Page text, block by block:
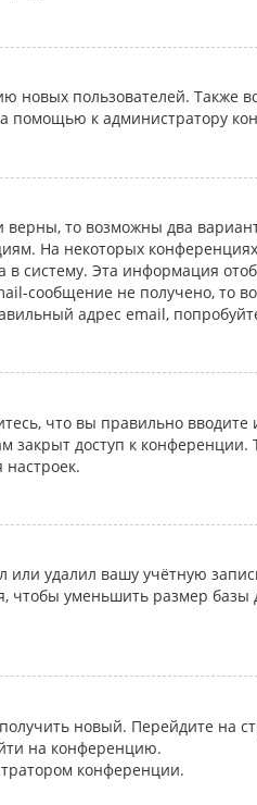
пользователей. Также
помощью к администратору
то возможны два
На некоторых
систему. Эта информация
сообщение не получено, то
адрес email,
что вы правильно
закрыт доступ к
удалил вашу учётную
уменьшить размер базы
новый. Перейдите на
на конференцию.
конференции.